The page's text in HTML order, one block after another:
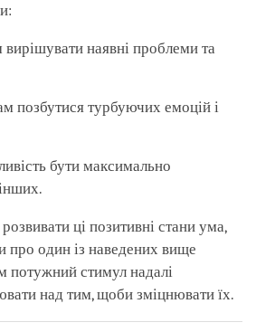
наявні проблеми та
позбутися турбуючих емоцій і
бути максимально
ці позитивні стани ума,
про один із наведених вище
потужний стимул надалі
над тим, щоби зміцнювати їх.